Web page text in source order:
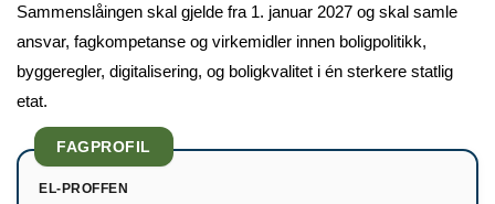
Sammenslåingen skal gjelde fra 1. januar 2027 og skal samle
ansvar, fagkompetanse og virkemidler innen boligpolitikk,
byggeregler, digitalisering, og boligkvalitet i én sterkere statlig
etat.
FAGPROFIL
EL-PROFFEN